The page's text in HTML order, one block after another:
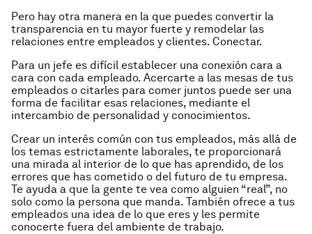
Pero hay otra manera en la que puedes convertir la
transparencia en tu mayor fuerte y remodelar las
relaciones entre empleados y clientes. Conectar.
Para un jefe es difícil establecer una conexión cara a
cara con cada empleado. Acercarte a las mesas de tus
empleados o citarles para comer juntos puede ser una
forma de facilitar esas relaciones, mediante el
intercambio de personalidad y conocimientos.
Crear un interés común con tus empleados, más allá de
los temas estrictamente laborales, te proporcionará
una mirada al interior de lo que has aprendido, de los
errores que has cometido o del futuro de tu empresa.
Te ayuda a que la gente te vea como alguien “real”, no
solo como la persona que manda. También ofrece a tus
empleados una idea de lo que eres y les permite
conocerte fuera del ambiente de trabajo.